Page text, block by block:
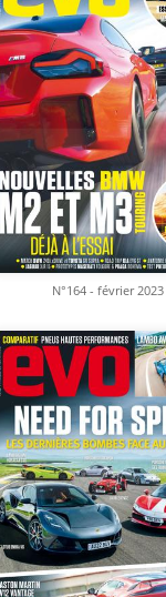
N°164 - février 2023